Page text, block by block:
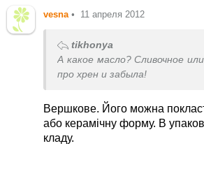
vesna • 11 апреля 2012
tikhonya
А какое масло? Сливочное
про хрен и забыла!
Вершкове. Його можна
або керамічну форму. В
кладу.